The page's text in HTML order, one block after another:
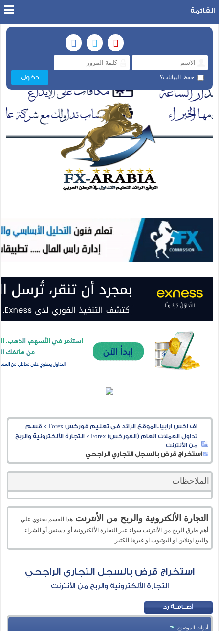
حفظ البيانات؟
القائمة
اف اكس ارابيا..الموقع الرائد فى تعليم فوركس Forex > قسم
تداول العملات العام (الفوركس) Forex
>التجارة الألكترونية والربح
من الأنترنت
استخراج قرض بالسجل التجاري الراجحي
الملاحظات
التجارة الألكترونية والربح من الأنترنت هذا القسم يحتوي علي
أهم طرق الربح من الأنترنت سواء عبر التجارة الألكترونية أو ادسنس أو الشراء
والبيع اونلاين او اليوتيوب او غيرها الكثير..
استخراج قرض بالسجل التجاري الراجحي
التجارة الألكترونية والربح من الأنترنت
أدوات الموضوع